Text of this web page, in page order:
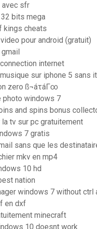
avec sfr
bits mega
kings cheats
pour android (gratuit)
internet
sur iphone 5 sans
zero ß¬áτáΓ∞
photo windows 7
and spins bonus
tv sur pc gratuitement
7 gratis
sans que les
mkv en mp4
10 hd
nation
windows 7 without ctrl
en dxf
minecraft
10 doesnt work